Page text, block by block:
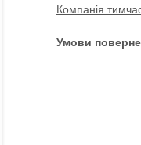
Компанія